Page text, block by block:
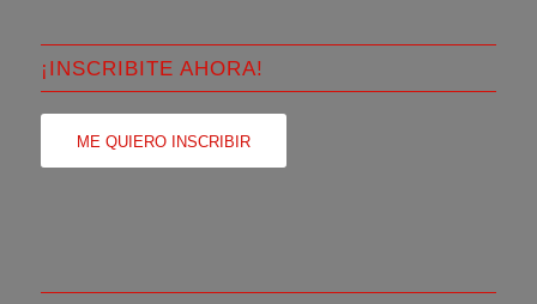
¡INSCRIBITE AHORA!
ME QUIERO INSCRIBIR